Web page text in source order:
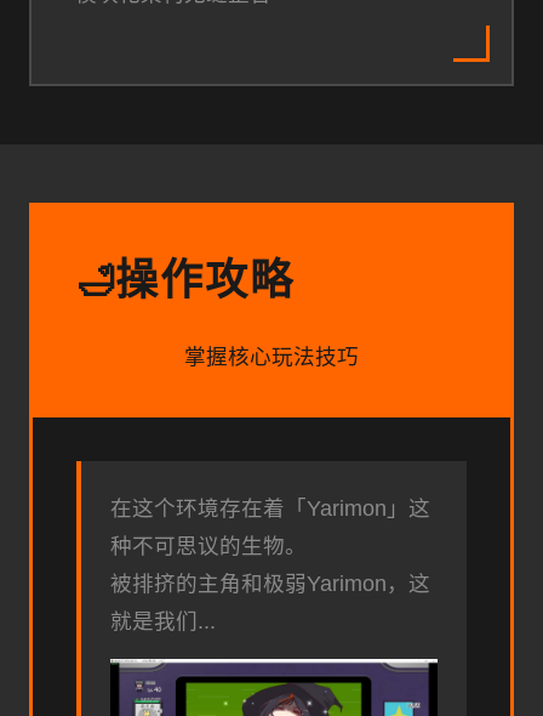
🛁操作攻略
掌握核心玩法技巧
在这个环境存在着「Yarimon」这
种不可思议的生物。
被排挤的主角和极弱Yarimon，这
就是我们...